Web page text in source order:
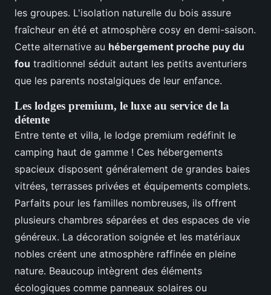
les groupes. L'isolation naturelle du bois assure
fraîcheur en été et atmosphère cosy en demi-saison.
Cette alternative au hébergement proche puy du
fou traditionnel séduit autant les petits aventuriers
que les parents nostalgiques de leur enfance.
Les lodges premium, le luxe au service de la
détente
Entre tente et villa, le lodge premium redéfinit le
camping haut de gamme ! Ces hébergements
spacieux disposent généralement de grandes baies
vitrées, terrasses privées et équipements complets.
Parfaits pour les familles nombreuses, ils offrent
plusieurs chambres séparées et des espaces de vie
généreux. La décoration soignée et les matériaux
nobles créent une atmosphère raffinée en pleine
nature. Beaucoup intègrent des éléments
écologiques comme panneaux solaires ou